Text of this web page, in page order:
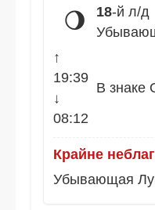
🌖 18-й л/д
↑
19:39
↓
08:12
В знаке
Крайне
Убывающая